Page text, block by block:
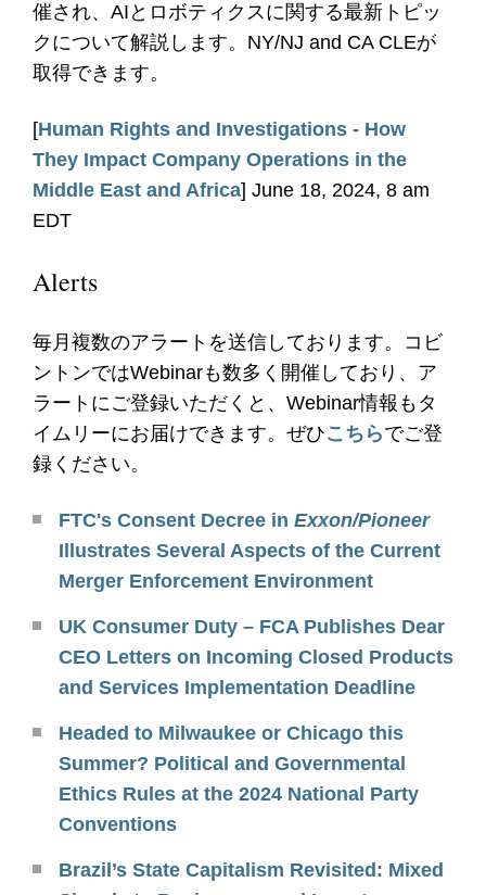
催され、AIとロボティクスに関する最新トピッ
クについて解説します。NY/NJ and CA CLEが
取得できます。
[Human Rights and Investigations - How
They Impact Company Operations in the
Middle East and Africa] June 18, 2024, 8 am
EDT
Alerts
毎月複数のアラートを送信しております。コビ
ントンではWebinarも数多く開催しており、ア
ラートにご登録いただくと、Webinar情報もタ
イムリーにお届けできます。ぜひこちらでご登
録ください。
FTC's Consent Decree in Exxon/Pioneer
Illustrates Several Aspects of the Current
Merger Enforcement Environment
UK Consumer Duty – FCA Publishes Dear
CEO Letters on Incoming Closed Products
and Services Implementation Deadline
Headed to Milwaukee or Chicago this
Summer? Political and Governmental
Ethics Rules at the 2024 National Party
Conventions
Brazil’s State Capitalism Revisited: Mixed